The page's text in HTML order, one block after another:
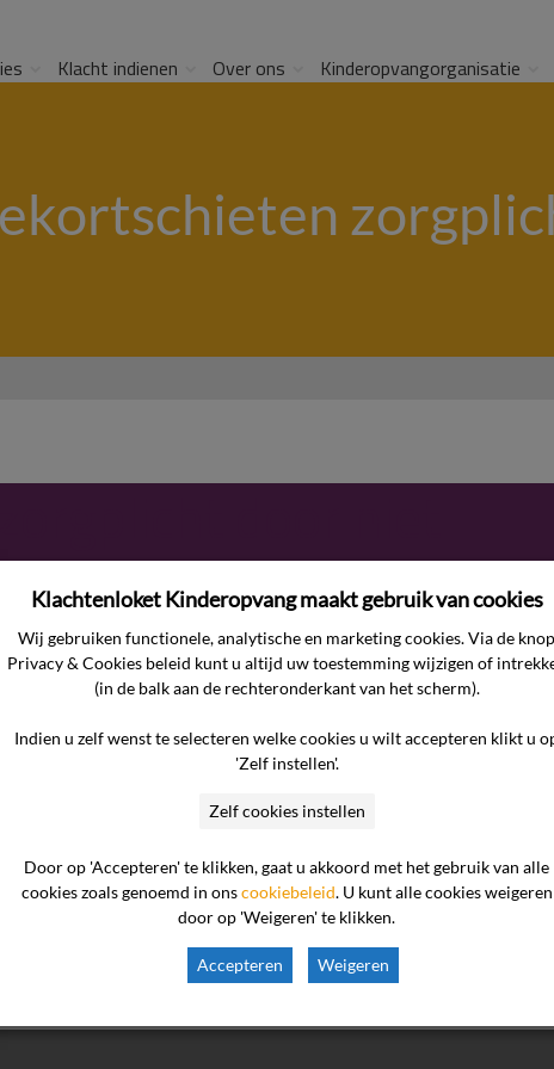
Klacht indienen Over ons Kinderopvangorganisatie
en nalaten juist
over voorval
de vraag of de ondernemer juist gehandeld heeft ten
en kindermishandeling, het bijhouden van het kinddossier
van consumenten. De commissie oordeelt dat voordat een
Klachtenloket Kinderopvang maakt gebruik van cookies
Wij gebruiken functionele, analytische en marketing cookies. Via de knop
Privacy & Cookies beleid kunt u altijd uw toestemming wijzigen of
(in de balk aan de rechteronderkant van het scherm).
Indien u zelf wenst te selecteren welke cookies u wilt accepteren klikt u
'Zelf instellen'.
Zelf cookies instellen
Door op 'Accepteren' te klikken, gaat u akkoord met het gebruik van alle
cookies zoals genoemd in onscookiebeleid. U kunt alle cookies weigeren
door op 'Weigeren' te klikken.
Accepteren Weigeren